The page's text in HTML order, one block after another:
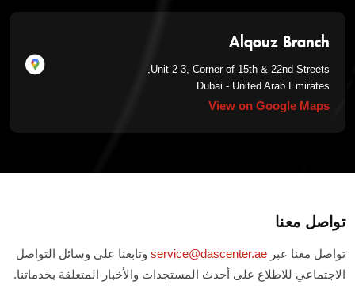
Alqouz Branch
Unit 2-3, Corner of 15th & 22nd Streets,
Dubai - United Arab Emirates
View on Google Maps
تواصل معنا
تواصل معنا عبر service@dascenter.ae وتابعنا على وسائل التواصل
الاجتماعي للاطلاع على أحدث المستجدات والأخبار المتعلقة بخدماتنا.